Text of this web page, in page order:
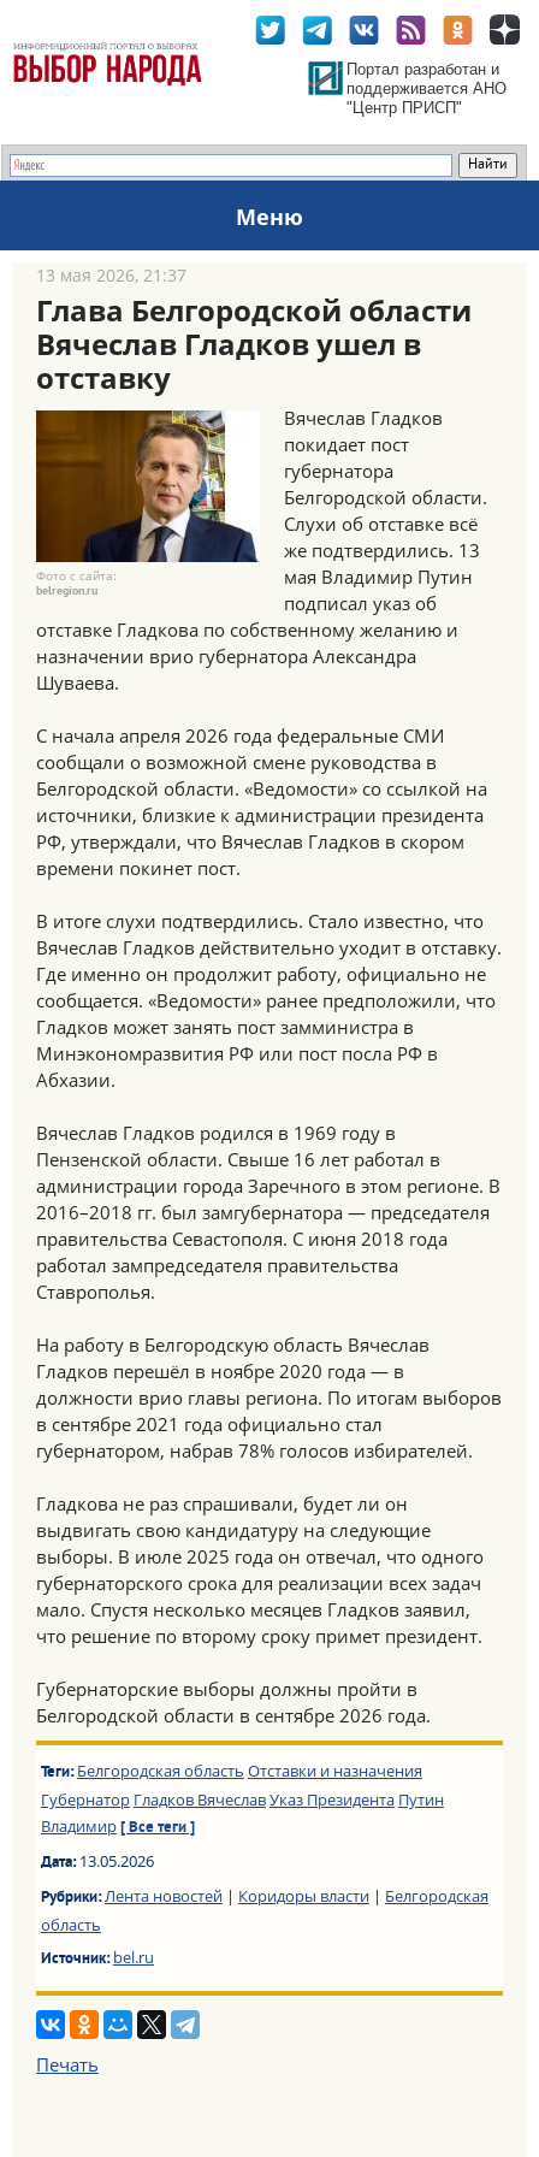
Портал разработан и
поддерживается АНО
"Центр ПРИСП"
Меню
13 мая 2026, 21:37
Глава Белгородской области
Вячеслав Гладков ушел в
отставку
Фото с сайта:
belregion.ru
Вячеслав Гладков
покидает пост
губернатора
Белгородской области.
Слухи об отставке всё
же подтвердились. 13
мая Владимир Путин
подписал указ об
отставке Гладкова по собственному желанию и
назначении врио губернатора Александра
Шуваева.
С начала апреля 2026 года федеральные СМИ
сообщали о возможной смене руководства в
Белгородской области. «Ведомости» со ссылкой на
источники, близкие к администрации президента
РФ, утверждали, что Вячеслав Гладков в скором
времени покинет пост.
В итоге слухи подтвердились. Стало известно, что
Вячеслав Гладков действительно уходит в отставку.
Где именно он продолжит работу, официально не
сообщается. «Ведомости» ранее предположили, что
Гладков может занять пост замминистра в
Минэкономразвития РФ или пост посла РФ в
Абхазии.
Вячеслав Гладков родился в 1969 году в
Пензенской области. Свыше 16 лет работал в
администрации города Заречного в этом регионе. В
2016–2018 гг. был замгубернатора — председателя
правительства Севастополя. С июня 2018 года
работал зампредседателя правительства
Ставрополья.
На работу в Белгородскую область Вячеслав
Гладков перешёл в ноябре 2020 года — в
должности врио главы региона. По итогам выборов
в сентябре 2021 года официально стал
губернатором, набрав 78% голосов избирателей.
Гладкова не раз спрашивали, будет ли он
выдвигать свою кандидатуру на следующие
выборы. В июле 2025 года он отвечал, что одного
губернаторского срока для реализации всех задач
мало. Спустя несколько месяцев Гладков заявил,
что решение по второму сроку примет президент.
Губернаторские выборы должны пройти в
Белгородской области в сентябре 2026 года.
Теги: Белгородская область Отставки и назначения
Губернатор Гладков ВячеславУказ Президента Путин
Владимир [ Все теги ]
Дата:13.05.2026
Рубрики:Лента новостей| Коридоры власти| Белгородская
область
Источник:bel.ru
Печать